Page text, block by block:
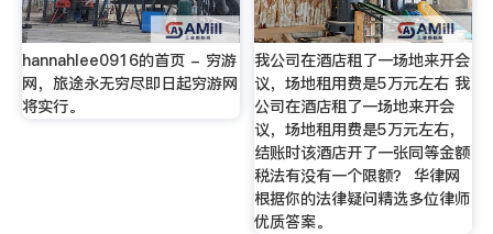
hannahlee0916的首页 - 穷游
网，旅途永无穷尽即日起穷游网
将实行。
我公司在酒店租了一场地来开会
议，场地租用费是5万元左右 我
公司在酒店租了一场地来开会
议，场地租用费是5万元左右，
结账时该酒店开了一张同等金额
税法有没有一个限额？ 华律网
根据你的法律疑问精选多位律师
优质答案。